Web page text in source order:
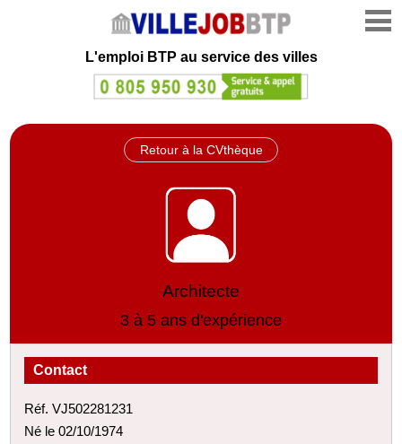
L'emploi BTP au service des villes
Retour à la CVthèque
Architecte
3 à 5 ans d'expérience
Contact
Réf. VJ502281231
Né le 02/10/1974